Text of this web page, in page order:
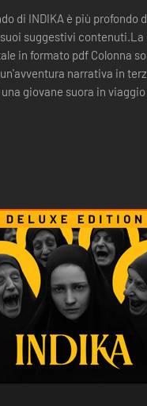
di INDIKA è più profondo
suggestivi contenuti.La
in formato pdf Colonna
narrativa in
giovane suora in